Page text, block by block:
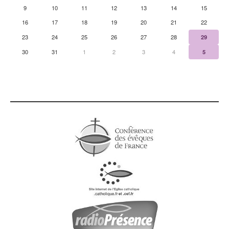
9 10 11 12 13 14
15
16
17 18 19 20 21
22
23
24 25 26 27 28
29
30
31 1 2 3 4 5